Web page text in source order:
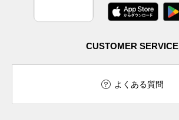
CUSTOMER SERVICE
よくある質問